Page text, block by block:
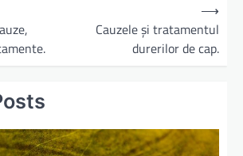
Cauzele și tratamentul
durerilor de cap.
⟶